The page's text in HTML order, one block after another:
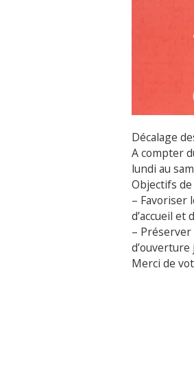
Décalage
A compter
lundi au
Objectifs
– Favoriser
d’accueil et
–
Merci de